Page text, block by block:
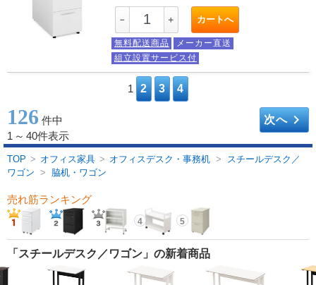
－ ＋ カートへ
無料配送商品
メーカー直送
組立設置サービス付
1 2 3 4
126 件中
1 ～ 40件表示
次へkeyboard_arrow_right
TOP > オフィス家具 > オフィスデスク・事務机 >
スチールデスク／
ワゴン > 脇机・ワゴン
売れ筋ランキング
4 5
「スチールデスク／ワゴン」の新着商品